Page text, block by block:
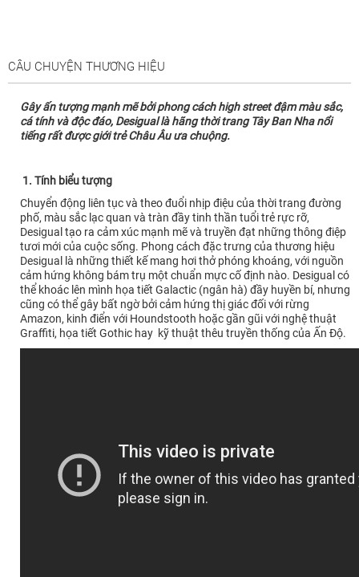
CÂU CHUYỆN THƯƠNG HIỆU
Gây ấn tượng mạnh mẽ bởi phong cách high street đậm màu sắc,
cá tính và độc đáo, Desigual là hãng thời trang Tây Ban Nha nổi
tiếng rất được giới trẻ Châu Âu ưa chuộng.
1. Tính biểu tượng
Chuyển động liên tục và theo đuổi nhịp điệu của thời trang đường
phố, màu sắc lạc quan và tràn đầy tinh thần tuổi trẻ rực rỡ,
Desigual tạo ra cảm xúc mạnh mẽ và truyền đạt những thông điệp
tươi mới của cuộc sống. Phong cách đặc trưng của thương hiệu
Desigual là những thiết kế mang hơi thở phóng khoáng, với nguồn
cảm hứng không bám trụ một chuẩn mực cố định nào. Desigual có
thể khoác lên mình họa tiết Galactic (ngân hà) đầy huyền bí, nhưng
cũng có thể gây bất ngờ bởi cảm hứng thị giác đối với rừng
Amazon, kinh điển với Houndstooth hoặc gần gũi với nghệ thuật
Graffiti, họa tiết Gothic hay kỹ thuật thêu truyền thống của Ấn Độ.